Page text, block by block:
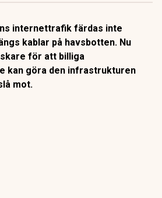
internettrafik färdas inte
kablar på havsbotten. Nu
för att billiga
kan göra den infrastrukturen
mot.